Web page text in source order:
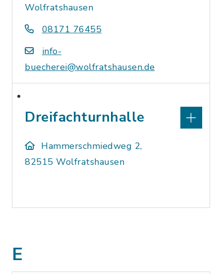
Wolfratshausen
08171 76455
info-
buecherei@wolfratshausen.de
Dreifachturnhalle
Hammerschmiedweg 2,
82515 Wolfratshausen
E